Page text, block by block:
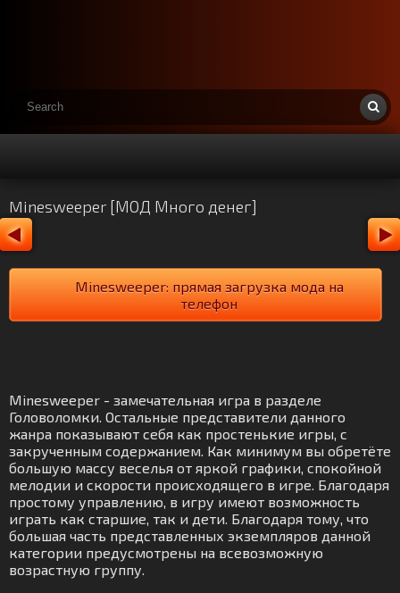
Minesweeper [МОД Много денег]
Minesweeper: прямая загрузка мода на
телефон
Minesweeper - замечательная игра в разделе
Головоломки. Остальные представители данного
жанра показывают себя как простенькие игры, с
закрученным содержанием. Как минимум вы обретёте
большую массу веселья от яркой графики, спокойной
мелодии и скорости происходящего в игре. Благодаря
простому управлению, в игру имеют возможность
играть как старшие, так и дети. Благодаря тому, что
большая часть представленных экземпляров данной
категории предусмотрены на всевозможную
возрастную группу.